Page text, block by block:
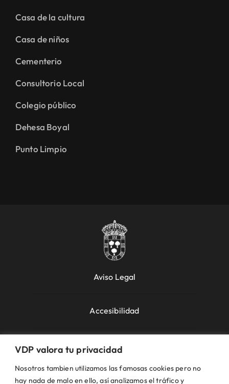
VDP valora tu privacidad
Nosotros tambien utilizamos las famosas cookies pero no
hay nada de malo en ello, así analizamos el tráfico y
Casa de la cultura
Casa de niños
Cementerio
Consultorio Local
Colegio público
Dehesa Boyal
Punto Limpio
Aviso Legal
Accesibilidad
Política de Cookies
Política de Privacidad